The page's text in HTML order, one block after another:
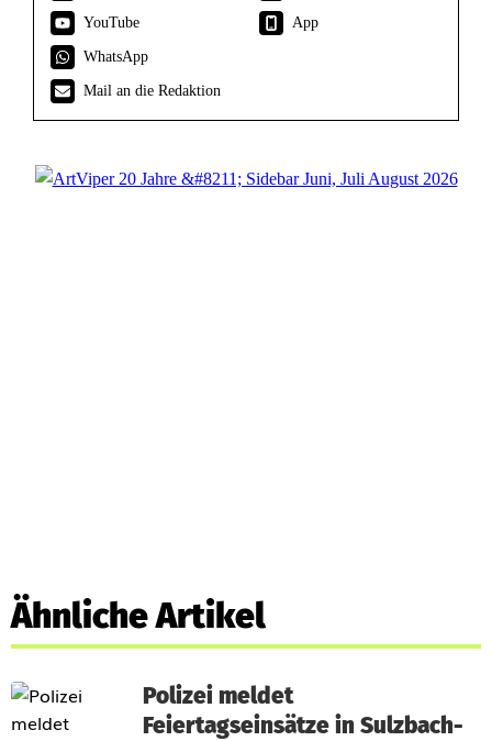
YouTube
App
WhatsApp
Mail an die Redaktion
Ähnliche Artikel
Polizei meldet
Feiertagseinsätze in Sulzbach-